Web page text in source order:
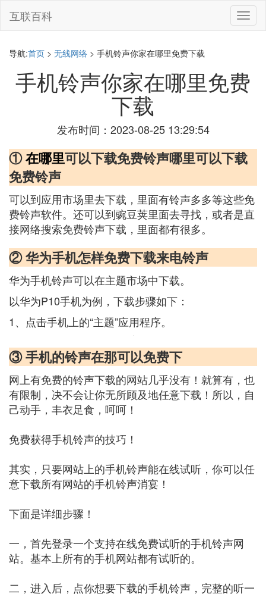
切
换
互联百科
导航:首页 > 无线网络 > 手机铃声你家在哪里免费下载
手机铃声你家在哪里免费
下载
发布时间：2023-08-25 13:29:54
①在哪里可以下载免费铃声哪里可以下载
免费铃声
可以到应用市场里去下载，里面有铃声多多等这些免
费铃声软件。还可以到豌豆荚里面去寻找，或者是直
接网络搜索免费铃声下载，里面都有很多。
② 华为手机怎样免费下载来电铃声
华为手机铃声可以在主题市场中下载。
以华为P10手机为例，下载步骤如下：
1、点击手机上的“主题”应用程序。
③ 手机的铃声在那可以免费下
网上有免费的铃声下载的网站几乎没有！就算有，也
有限制，决不会让你无所顾及地任意下载！所以，自
己动手，丰衣足食，呵呵！
免费获得手机铃声的技巧！
其实，只要网站上的手机铃声能在线试听，你可以任
意下载所有网站的手机铃声消宴！
下面是详细步骤！
一，首先登录一个支持在线免费试听的手机铃声网
站。基本上所有的手机网站都有试听的。
二，进入后，点你想要下载的手机铃声，完整的听一